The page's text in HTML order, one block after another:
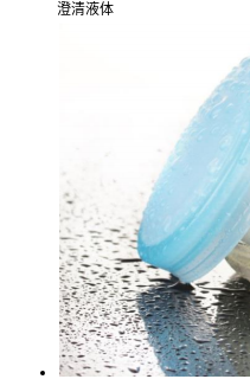
澄清液体